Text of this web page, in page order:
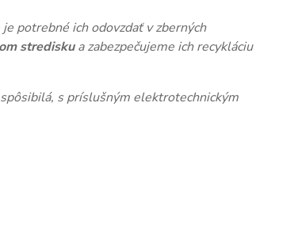
potrebné ich odovzdať v zberných
strediskua zabezpečujeme ich recykláciu
s príslušným elektrotechnickým